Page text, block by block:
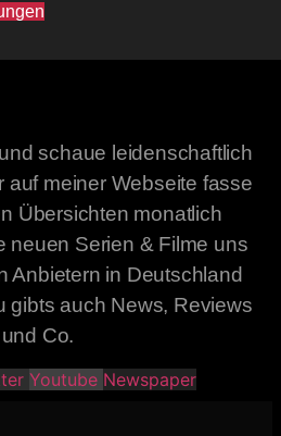
schaue leidenschaftlich
auf meiner Webseite fasse
Übersichten monatlich
neuen Serien & Filme uns
Anbietern in Deutschland
gibts auch News, Reviews
und Co.
Youtube Newspaper